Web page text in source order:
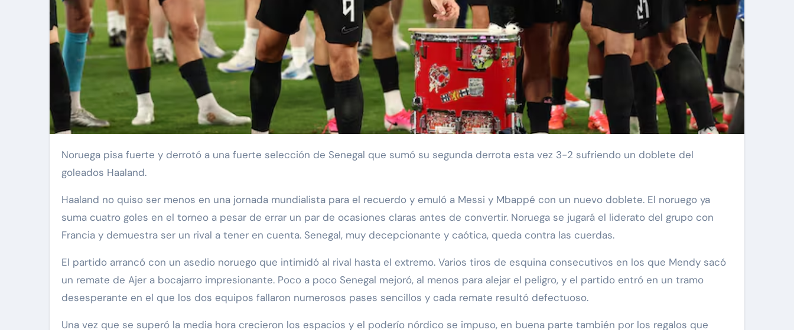
Noruega pisa fuerte y derrotó a una fuerte selección de Senegal que sumó su segunda derrota esta vez 3-2 sufriendo un doblete del
goleados Haaland.
Haaland no quiso ser menos en una jornada mundialista para el recuerdo y emuló a Messi y Mbappé con un nuevo doblete. El noruego ya
suma cuatro goles en el torneo a pesar de errar un par de ocasiones claras antes de convertir. Noruega se jugará el liderato del grupo con
Francia y demuestra ser un rival a tener en cuenta. Senegal, muy decepcionante y caótica, queda contra las cuerdas.
El partido arrancó con un asedio noruego que intimidó al rival hasta el extremo. Varios tiros de esquina consecutivos en los que Mendy sacó
un remate de Ajer a bocajarro impresionante. Poco a poco Senegal mejoró, al menos para alejar el peligro, y el partido entró en un tramo
desesperante en el que los dos equipos fallaron numerosos pases sencillos y cada remate resultó defectuoso.
Una vez que se superó la media hora crecieron los espacios y el poderío nórdico se impuso, en buena parte también por los regalos que